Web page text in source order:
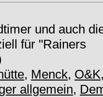
und auch
für "Rainers
, Menck, O&K
allgemein,